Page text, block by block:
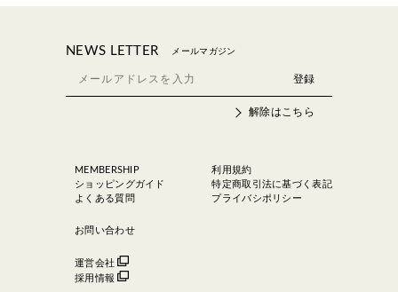
NEWS LETTER メールマガジン
解除はこちら
MEMBERSHIP
ショッピングガイド
よくある質問
お問い合わせ
運営会社
採用情報
利用規約
特定商取引法に基づく表記
プライバシポリシー